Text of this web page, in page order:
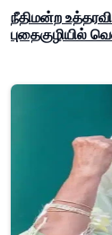
நீதிமன்ற
புதைகுழியில்